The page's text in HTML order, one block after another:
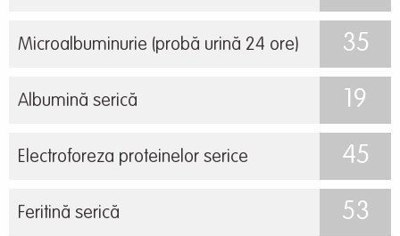
Microalbuminurie (probă urină 24 ore) 35
Albumină serică 19
Electroforeza proteinelor serice 45
Feritină serică 53